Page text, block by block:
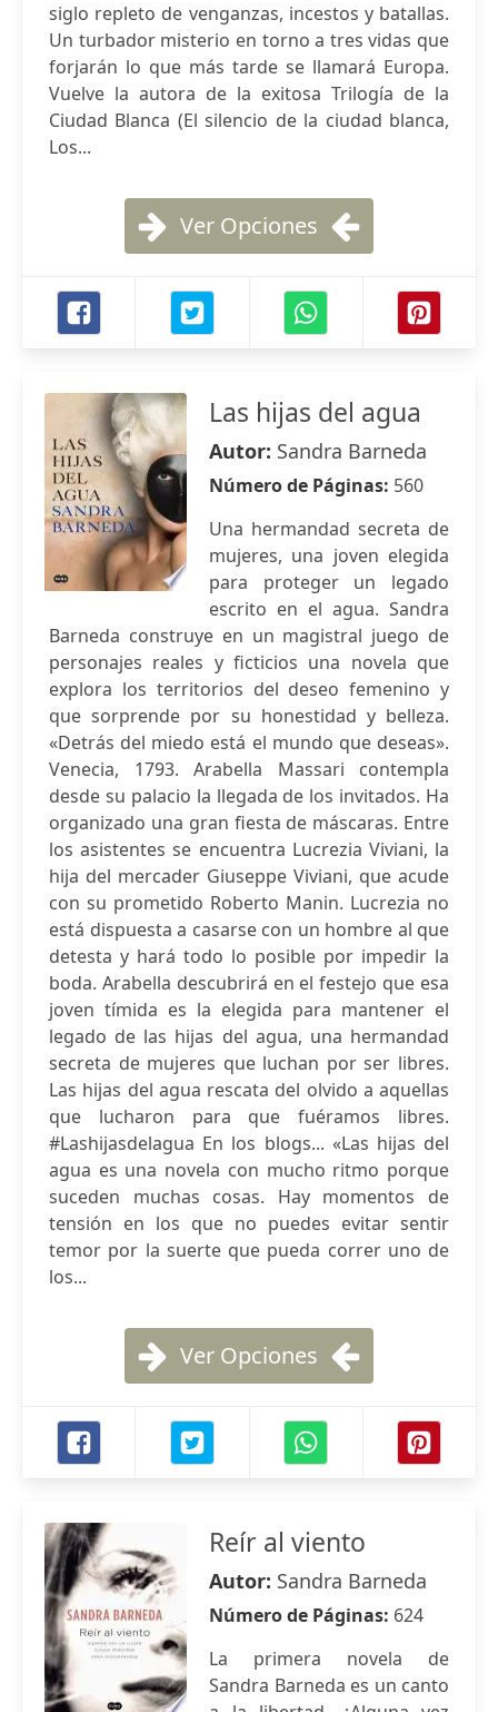
siglo repleto de venganzas, incestos y batallas.
Un turbador misterio en torno a tres vidas que
forjarán lo que más tarde se llamará Europa.
Vuelve la autora de la exitosa Trilogía de la
Ciudad Blanca (El silencio de la ciudad blanca,
Los...
Ver Opciones
Las hijas del agua
Autor: Sandra Barneda
Número de Páginas: 560
Una hermandad secreta de
mujeres, una joven elegida
para proteger un legado
escrito en el agua. Sandra
Barneda construye en un magistral juego de
personajes reales y ficticios una novela que
explora los territorios del deseo femenino y
que sorprende por su honestidad y belleza.
«Detrás del miedo está el mundo que deseas».
Venecia, 1793. Arabella Massari contempla
desde su palacio la llegada de los invitados. Ha
organizado una gran fiesta de máscaras. Entre
los asistentes se encuentra Lucrezia Viviani, la
hija del mercader Giuseppe Viviani, que acude
con su prometido Roberto Manin. Lucrezia no
está dispuesta a casarse con un hombre al que
detesta y hará todo lo posible por impedir la
boda. Arabella descubrirá en el festejo que esa
joven tímida es la elegida para mantener el
legado de las hijas del agua, una hermandad
secreta de mujeres que luchan por ser libres.
Las hijas del agua rescata del olvido a aquellas
que lucharon para que fuéramos libres.
#Lashijasdelagua En los blogs... «Las hijas del
agua es una novela con mucho ritmo porque
suceden muchas cosas. Hay momentos de
tensión en los que no puedes evitar sentir
temor por la suerte que pueda correr uno de
los...
Ver Opciones
Reír al viento
Autor: Sandra Barneda
Número de Páginas: 624
La primera novela de
Sandra Barneda es un canto